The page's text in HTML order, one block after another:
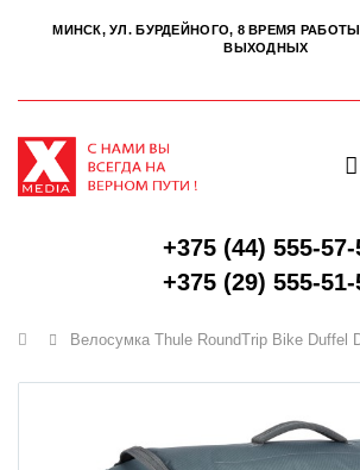
МИНСК, УЛ. БУРДЕЙНОГО, 8 ВРЕМЯ РАБОТЫ:
ВЫХОДНЫХ
+375 (44) 555-57-
+375 (29) 555-51-
Главная
Велосумка Thule RoundTrip Bike Duffel